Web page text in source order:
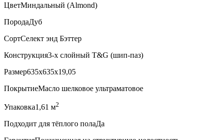
ЦветМиндальный (Almond)
ПородаДуб
СортСелект энд Бэттер
Конструкция3-х слойный T&G (шип-паз)
Размер635x635x19,05
ПокрытиеМасло шелковое ультраматовое
Упаковка1,61 м2
Подходит для тёплого полаДа